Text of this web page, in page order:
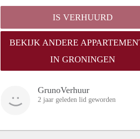
IS VERHUURD
BEKIJK ANDERE
IN GRONINGEN
GrunoVerhuur
2 jaar geleden lid geworden